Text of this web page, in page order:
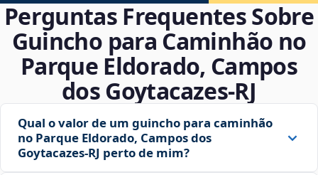
Perguntas Frequentes Sobre
Guincho para Caminhão no
Parque Eldorado, Campos
dos Goytacazes‑RJ
Qual o valor de um guincho para caminhão
no Parque Eldorado, Campos dos
Goytacazes‑RJ perto de mim?